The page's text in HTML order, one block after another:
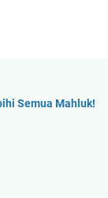
Semua Mahluk!